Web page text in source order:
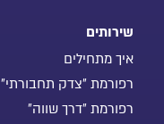
שירותים
איך מתחילים
רפורמת "צדק תחבורתי"
רפורמת "דרך שווה"